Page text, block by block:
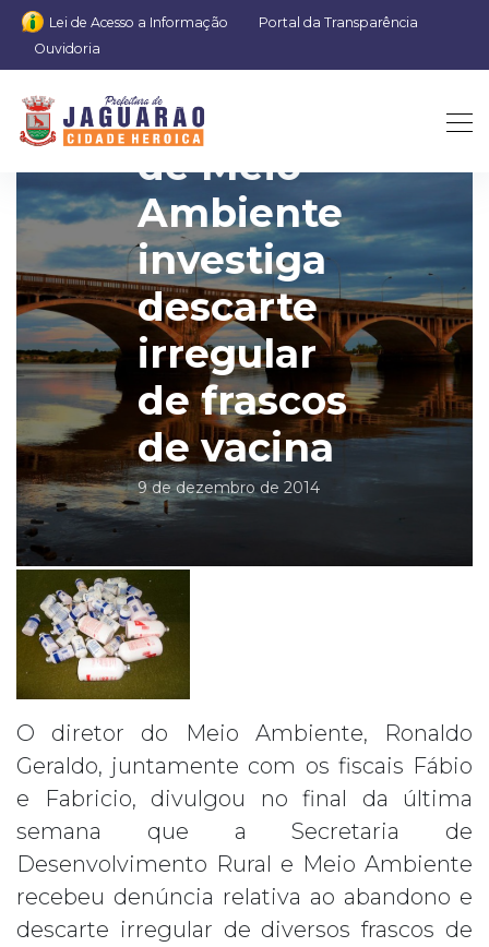
Lei de Acesso a Informação
Portal da Transparência
Ouvidoria
Departamento
de Meio
Ambiente
investiga
descarte
irregular
de frascos
de vacina
9 de dezembro de 2014
O diretor do Meio Ambiente, Ronaldo
Geraldo, juntamente com os fiscais Fábio
e Fabricio, divulgou no final da última
semana que a Secretaria de
Desenvolvimento Rural e Meio Ambiente
recebeu denúncia relativa ao abandono e
descarte irregular de diversos frascos de